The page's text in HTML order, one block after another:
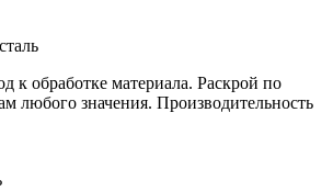
к обработке материала. Раскрой по
любого значения. Производительность